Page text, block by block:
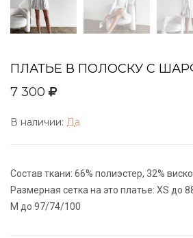
ПЛАТЬЕ В ПОЛОСКУ С
7 300
В наличии: Да
Состав ткани: 66% полиэстер, 32%
Размерная сетка на это платье: XS до
M до 97/74/100